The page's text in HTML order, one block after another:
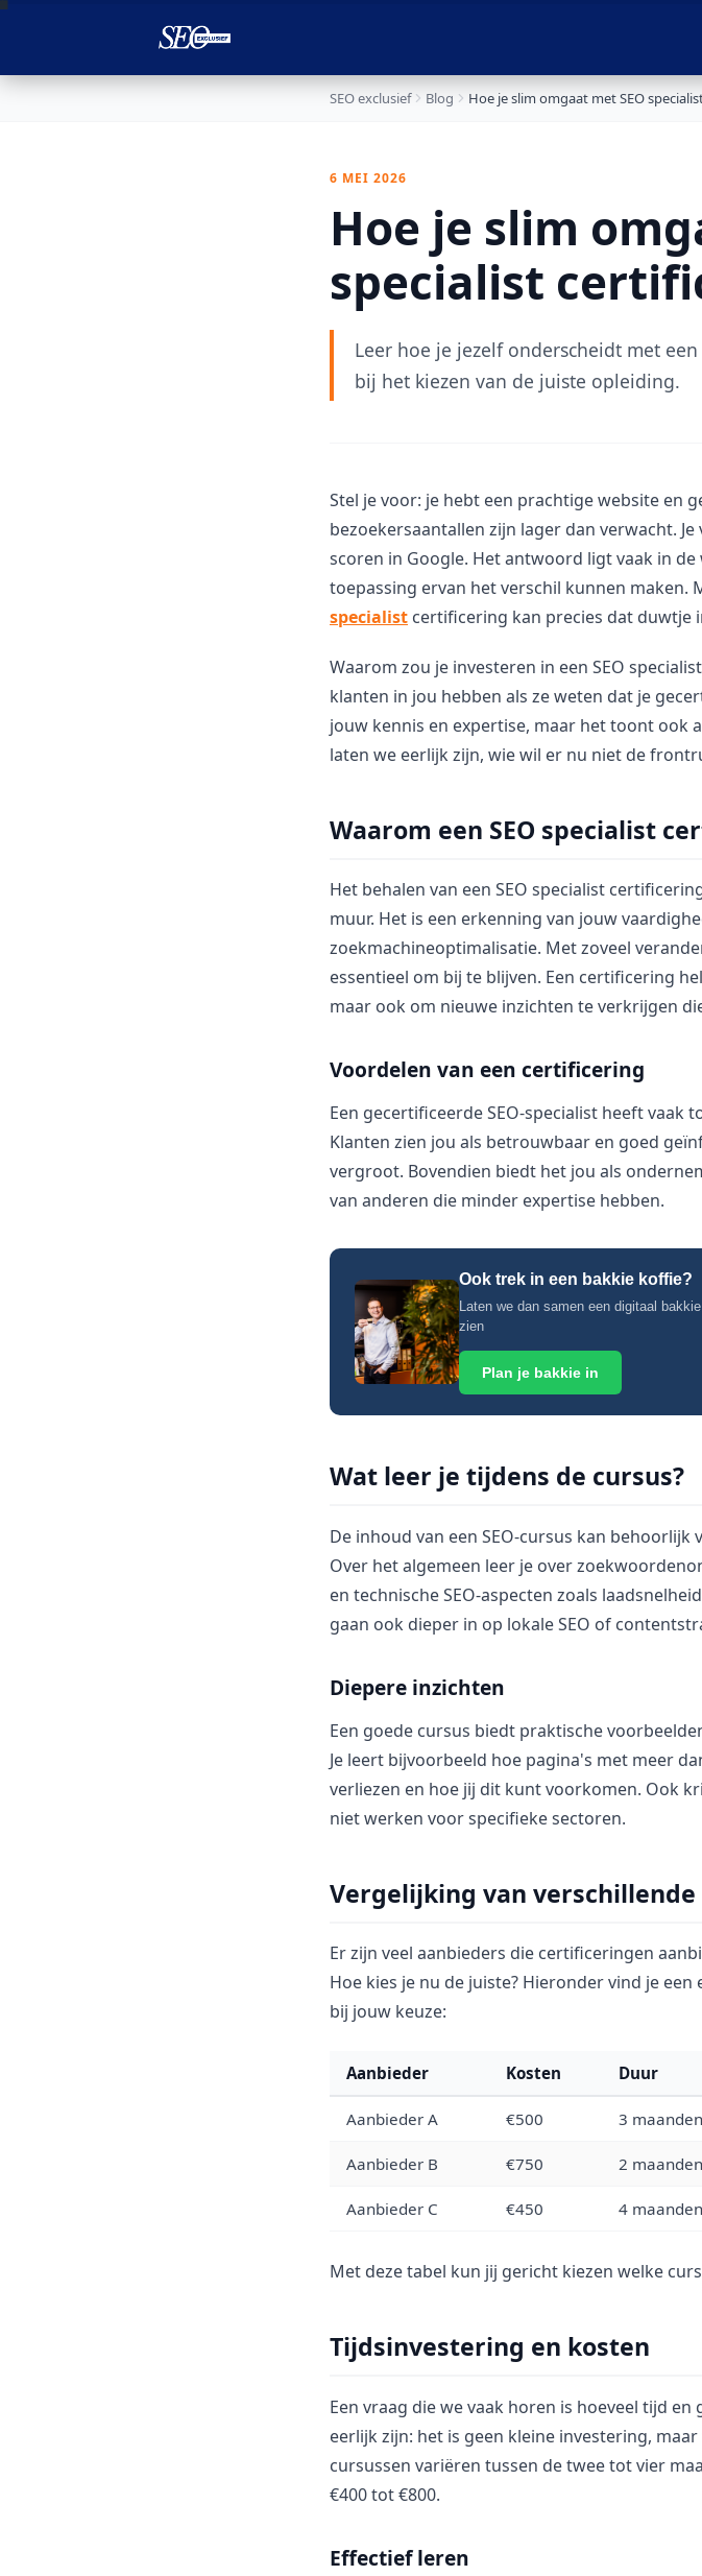
SEO exclusief Blog Hoe je slim omgaat met SEO
6 MEI 2026
Hoe je slim
specialist
Leer hoe je jezelf onderscheidt met
bij het kiezen van de juiste opleiding.
Stel je voor: je hebt een prachtige website en
bezoekersaantallen zijn lager dan verwacht.
scoren in Google. Het antwoord ligt vaak in
toepassing ervan het verschil kunnen maken.
specialist certificering kan precies dat duwtje
Waarom zou je investeren in een SEO
klanten in jou hebben als ze weten dat je
jouw kennis en expertise, maar het toont ook
laten we eerlijk zijn, wie wil er nu niet de
Waarom een SEO specialist
Het behalen van een SEO specialist
muur. Het is een erkenning van jouw
zoekmachineoptimalisatie. Met zoveel
essentieel om bij te blijven. Een certificering
maar ook om nieuwe inzichten te verkrijgen
Voordelen van een certificering
Een gecertificeerde SEO-specialist heeft vaak
Klanten zien jou als betrouwbaar en goed
vergroot. Bovendien biedt het jou als
van anderen die minder expertise hebben.
Ook trek in een bakkie koffie?
Laten we dan samen een digitaal
zien
Plan je bakkie in
Wat leer je tijdens de cursus?
De inhoud van een SEO-cursus kan
Over het algemeen leer je over
en technische SEO-aspecten zoals
gaan ook dieper in op lokale SEO of
Diepere inzichten
Een goede cursus biedt praktische
Je leert bijvoorbeeld hoe pagina's met meer
verliezen en hoe jij dit kunt voorkomen. Ook
niet werken voor specifieke sectoren.
Vergelijking van
Er zijn veel aanbieders die certificeringen
Hoe kies je nu de juiste? Hieronder vind je
bij jouw keuze:
Aanbieder Kosten Duur
Aanbieder A €500 3 maanden
Aanbieder B €750 2 maanden
Aanbieder C €450 4 maanden
Met deze tabel kun jij gericht kiezen welke
Tijdsinvestering en kosten
Een vraag die we vaak horen is hoeveel tijd
eerlijk zijn: het is geen kleine investering,
cursussen variëren tussen de twee tot vier
€400 tot €800.
Effectief leren